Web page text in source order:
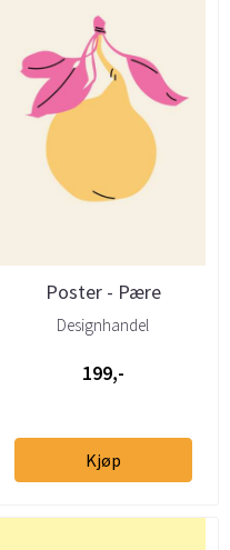
Poster - Pære
Designhandel
199,-
Kjøp